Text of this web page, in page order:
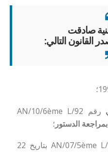
صادقت
القانون التالي:
رقم 92/AN/10/6ème L
الدستور ؛
رقم 200/AN/07/5ème L بتاريخ 22